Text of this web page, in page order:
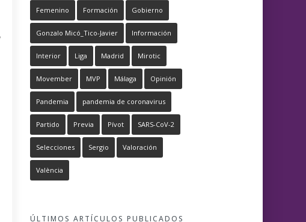
Femenino Formación Gobierno
Gonzalo Micó_Tico-Javier Información
Interior Liga Madrid Mirotic
Movember MVP Málaga Opinión
Pandemia pandemia de coronavirus
Partido Previa Pívot SARS-CoV-2
Selecciones Sergio Valoración
València
ÚLTIMOS ARTÍCULOS PUBLICADOS